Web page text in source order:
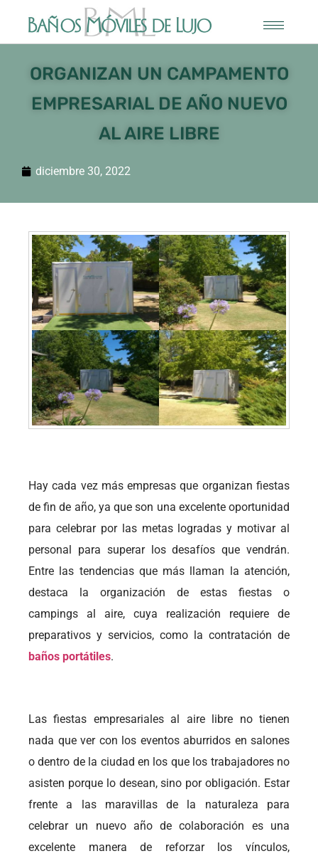
ORGANIZAN UN CAMPAMENTO
EMPRESARIAL DE AÑO NUEVO
AL AIRE LIBRE
diciembre 30, 2022
Hay cada vez más empresas que organizan fiestas
de fin de año, ya que son una excelente oportunidad
para celebrar por las metas logradas y motivar al
personal para superar los desafíos que vendrán.
Entre las tendencias que más llaman la atención,
destaca la organización de estas fiestas o
campings al aire, cuya realización requiere de
preparativos y servicios, como la contratación de
baños portátiles.
Las fiestas empresariales al aire libre no tienen
nada que ver con los eventos aburridos en salones
o dentro de la ciudad en los que los trabajadores no
asisten porque lo desean, sino por obligación. Estar
frente a las maravillas de la naturaleza para
celebrar un nuevo año de colaboración es una
excelente manera de reforzar los vínculos,